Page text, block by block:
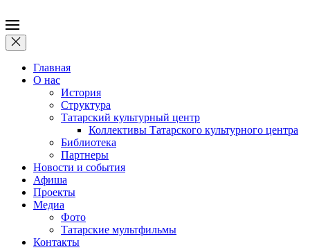
Главная
О нас
История
Структура
Татарский культурный центр
Коллективы Татарского культурного центра
Библиотека
Партнеры
Новости и события
Афиша
Проекты
Медиа
Фото
Татарские мультфильмы
Контакты